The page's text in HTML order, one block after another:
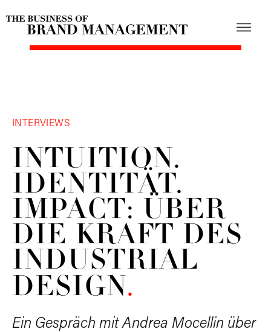
INTERVIEWS
INTUITION.
IDENTITÄT.
IMPACT: ÜBER
DIE KRAFT DES
INDUSTRIAL
DESIGN.
Ein Gespräch mit Andrea Mocellin über